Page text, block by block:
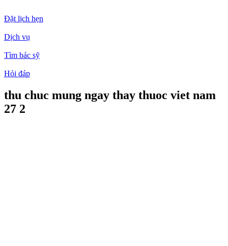
Đặt lịch hẹn
Dịch vụ
Tìm bác sỹ
Hỏi đáp
thu chuc mung ngay thay thuoc viet nam
27 2